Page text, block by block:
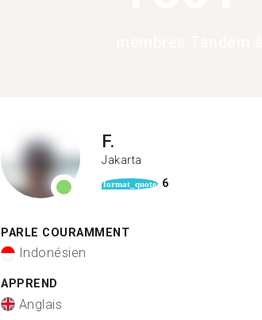
F.
Jakarta
format_quote 6
PARLE COURAMMENT
Indonésien
APPREND
Anglais